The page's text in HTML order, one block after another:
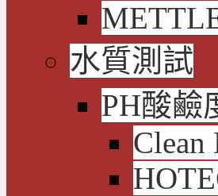
水質測試
PH酸鹼
Clean